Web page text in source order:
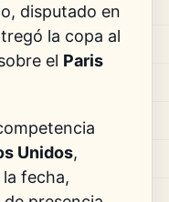
disputado en
la copa al
el Paris
Unidos,
fecha,